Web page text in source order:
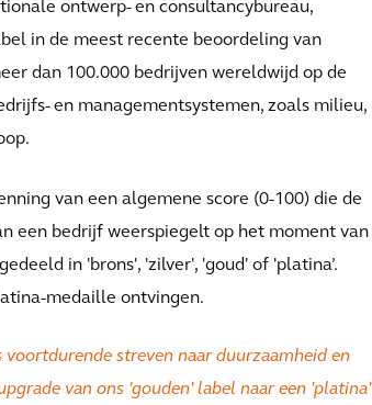
ontwerp- en consultancybureau,
in de meest recente beoordeling van
dan 100.000 bedrijven wereldwijd op de
en managementsystemen, zoals milieu,
van een algemene score (0-100) die de
een bedrijf weerspiegelt op het moment van
in 'brons', 'zilver', 'goud' of 'platina’.
medaille ontvingen.
voortdurende streven naar duurzaamheid en
van ons 'gouden' label naar een 'platina'